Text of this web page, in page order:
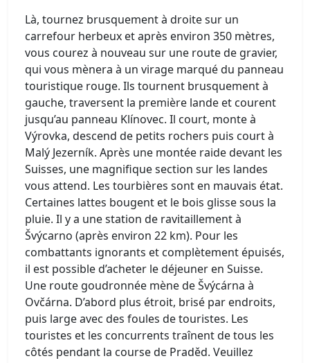
Là, tournez brusquement à droite sur un
carrefour herbeux et après environ 350 mètres,
vous courez à nouveau sur une route de gravier,
qui vous mènera à un virage marqué du panneau
touristique rouge. Ils tournent brusquement à
gauche, traversent la première lande et courent
jusqu’au panneau Klínovec. Il court, monte à
Výrovka, descend de petits rochers puis court à
Malý Jezerník. Après une montée raide devant les
Suisses, une magnifique section sur les landes
vous attend. Les tourbières sont en mauvais état.
Certaines lattes bougent et le bois glisse sous la
pluie. Il y a une station de ravitaillement à
Švýcarno (après environ 22 km). Pour les
combattants ignorants et complètement épuisés,
il est possible d’acheter le déjeuner en Suisse.
Une route goudronnée mène de Švýcárna à
Ovčárna. D’abord plus étroit, brisé par endroits,
puis large avec des foules de touristes. Les
touristes et les concurrents traînent de tous les
côtés pendant la course de Praděd. Veuillez